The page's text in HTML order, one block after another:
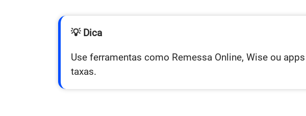
💡 Dica
Use ferramentas como Remessa Online, Wise ou
taxas.